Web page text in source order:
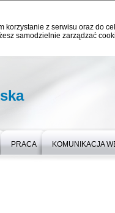
korzystanie z serwisu oraz do
samodzielnie zarządzać
PRACA KOMUNIKACJA